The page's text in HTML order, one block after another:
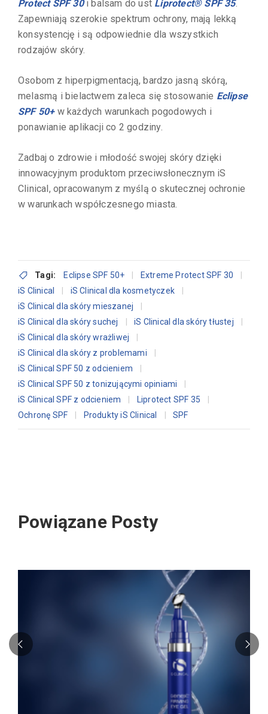
Protect SPF 30i balsam do ust Liprotect® SPF 35.
Zapewniają szerokie spektrum ochrony, mają lekką
konsystencję i są odpowiednie dla wszystkich
rodzajów skóry.
Osobom z hiperpigmentacją, bardzo jasną skórą,
melasmą i bielactwem zaleca się stosowanie Eclipse
SPF 50+w każdych warunkach pogodowych i
ponawianie aplikacji co 2 godziny.
Zadbaj o zdrowie i młodość swojej skóry dzięki
innowacyjnym produktom przeciwsłonecznym iS
Clinical, opracowanym z myślą o skutecznej ochronie
w warunkach współczesnego miasta.
Tagi: Eclipse SPF 50+
Extreme Protect SPF 30
iS Clinical
iS Clinical dla kosmetyczek
iS Clinical dla skóry mieszanej
iS Clinical dla skóry suchej
iS Clinical dla skóry tłustej
iS Clinical dla skóry wrażliwej
iS Clinical dla skóry z problemami
iS Clinical SPF 50 z odcieniem
iS Clinical SPF 50 z tonizującymi opiniami
iS Clinical SPF z odcieniem
Liprotect SPF 35
Ochronę SPF
Produkty iS Clinical SPF
Powiązane Posty